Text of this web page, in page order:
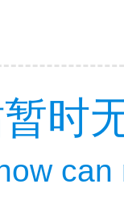
时